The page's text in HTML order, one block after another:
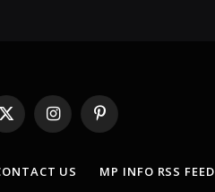
X
(Twitter)
InstagramPinterest
US MP INFO RSS FEED